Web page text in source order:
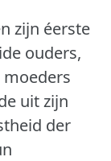
zijn éerste
ouders,
moeders
uit zijn
der